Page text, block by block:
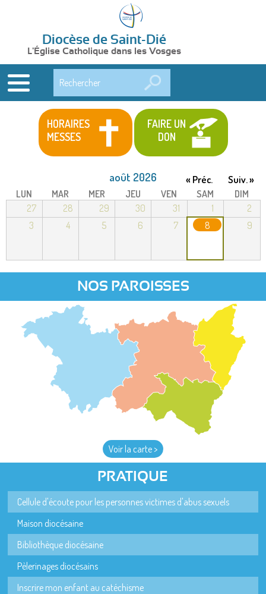
Diocèse de Saint-Dié
L'Église Catholique dans les Vosges
HORAIRES
MESSES
FAIRE UN
DON
août 2026 « Préc. Suiv. »
LUN MAR MER JEU VEN SAM
DIM
27
28 29 30 31 1
2
3
4 5 6 7 8 9
NOS PAROISSES
Voir la carte >
PRATIQUE
Cellule d'écoute pour les personnes victimes d'abus sexuels
Maison diocésaine
Bibliothèque diocésaine
Pèlerinages diocésains
Inscrire mon enfant au catéchisme